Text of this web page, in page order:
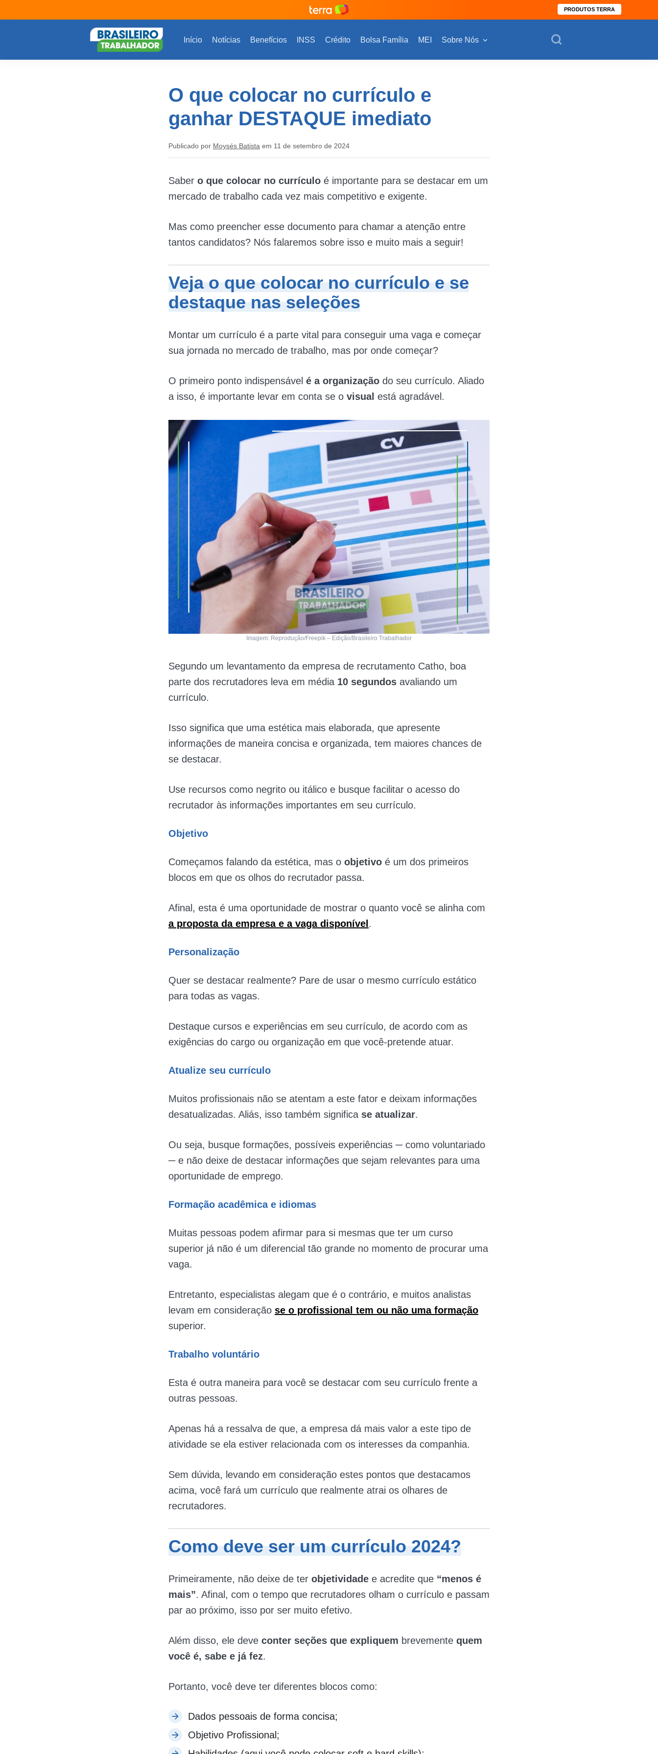
PRODUTOS TERRA
Início Notícias Benefícios INSS Crédito Bolsa Família MEI Sobre Nós
O que colocar no currículo e
ganhar DESTAQUE imediato
Publicado por Moysés Batista em 11 de setembro de 2024
Saber o que colocar no currículo é importante para se destacar em um
mercado de trabalho cada vez mais competitivo e exigente.
Mas como preencher esse documento para chamar a atenção entre
tantos candidatos? Nós falaremos sobre isso e muito mais a seguir!
Vejao que colocar no currículo e se
destaque nas seleções
Montar um currículo é a parte vital para conseguir uma vaga e começar
sua jornada no mercado de trabalho, mas por onde começar?
O primeiro ponto indispensável é a organização do seu currículo. Aliado
a isso, é importante levar em conta se o visual está agradável.
Imagem: Reprodução/Freepik – Edição/Brasileiro Trabalhador
Segundo um levantamento da empresa de recrutamento Catho, boa
parte dos recrutadores leva em média 10 segundos avaliando um
currículo.
Isso significa que uma estética mais elaborada, que apresente
informações de maneira concisa e organizada, tem maiores chances de
se destacar.
Use recursos como negrito ou itálico e busque facilitar o acesso do
recrutador às informações importantes em seu currículo.
Objetivo
Começamos falando da estética, mas o objetivo é um dos primeiros
blocos em que os olhos do recrutador passa.
Afinal, esta é uma oportunidade de mostrar o quanto você se alinha com
a proposta da empresa e a vaga disponível .
Personalização
Quer se destacar realmente? Pare de usar o mesmo currículo estático
para todas as vagas.
Destaque cursos e experiências em seu currículo, de acordo com as
exigências do cargo ou organização em que você-pretende atuar.
Atualize seu currículo
Muitos profissionais não se atentam a este fator e deixam informações
desatualizadas. Aliás, isso também significa se atualizar.
Ou seja, busque formações, possíveis experiências ─ como voluntariado
─ e não deixe de destacar informações que sejam relevantes para uma
oportunidade de emprego.
Formação acadêmica e idiomas
Muitas pessoas podem afirmar para si mesmas que ter um curso
superior já não é um diferencial tão grande no momento de procurar uma
vaga.
Entretanto, especialistas alegam que é o contrário, e muitos analistas
levam em consideração se o profissional tem ou não uma formação
superior.
Trabalho voluntário
Esta é outra maneira para você se destacar com seu currículo frente a
outras pessoas.
Apenas há a ressalva de que, a empresa dá mais valor a este tipo de
atividade se ela estiver relacionada com os interesses da companhia.
Sem dúvida, levando em consideração estes pontos que destacamos
acima, você fará um currículo que realmente atrai os olhares de
recrutadores.
Como deve ser um currículo 2024?
Primeiramente, não deixe de ter objetividade e acredite que “menos é
mais”. Afinal, com o tempo que recrutadores olham o currículo e passam
par ao próximo, isso por ser muito efetivo.
Além disso, ele deve conter seções que expliquem brevemente quem
você é, sabe e já fez.
Portanto, você deve ter diferentes blocos como:
Dados pessoais de forma concisa;
Objetivo Profissional;